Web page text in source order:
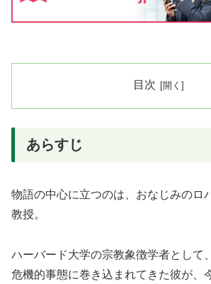
目次
あらすじ
物語の中心に立つのは、おなじみのロ
教授。
ハーバード大学の宗教象徴学者として
危機的事態に巻き込まれてきた彼が、